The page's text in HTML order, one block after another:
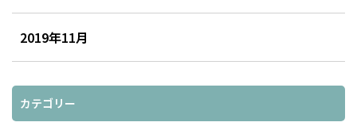
2019年11月
カテゴリー